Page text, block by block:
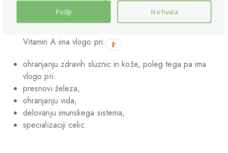
presnovi maščobnih kislin, ogljikovih hidratov,
Vitamin A ima vlogo pri:
ohranjanju zdravih sluznic in kože, poleg tega pa ima
vlogo pri:
presnovi železa,
ohranjanju vida,
delovanju imunskega sistema,
specializaciji celic.
Pošlji Ne hvala